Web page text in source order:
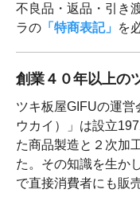
不良品・返品・引き
ラの 「特商表記」 を
創業４０年以上の
ツキ板屋GIFUの運営
ウカイ）」は設立
た商品製造と２次加
た。その知識を生か
で直接消費者にも販